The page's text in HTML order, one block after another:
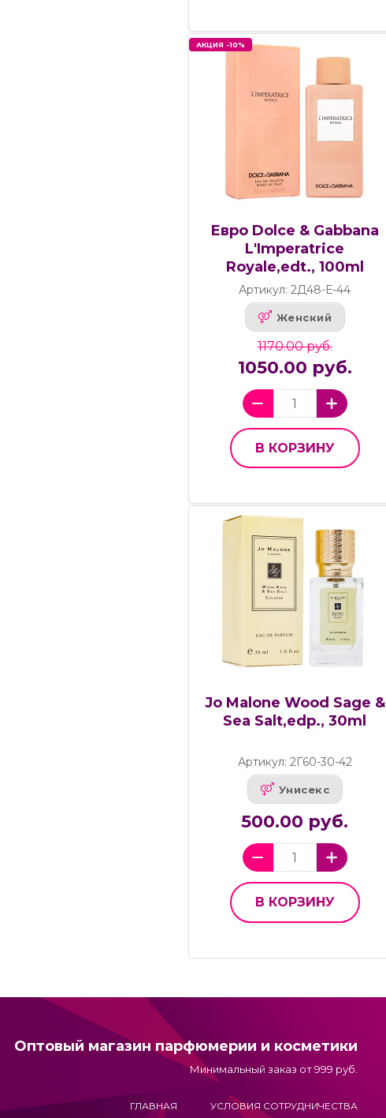
АКЦИЯ -10%
Евро Dolce & Gabbana
L'Imperatrice
Royale,edt., 100ml
Артикул: 2Д48-Е-44
Женский
1170.00 руб.
1050.00 руб.
В КОРЗИНУ
Jo Malone Wood Sage &
Sea Salt,edp., 30ml
Артикул: 2Г60-30-42
Унисекс
500.00 руб.
В КОРЗИНУ
Оптовый магазин парфюмерии и косметики
Минимальный заказ от 999 руб.
ГЛАВНАЯ УСЛОВИЯ СОТРУДНИЧЕСТВА